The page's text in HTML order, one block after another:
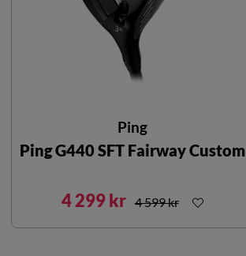
Ping
Ping G440 SFT Fairway Custom
4 299 kr 4 599 kr